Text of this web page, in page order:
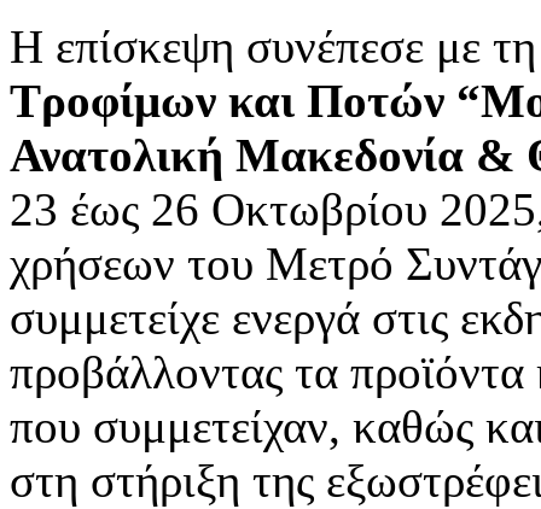
Η επίσκεψη συνέπεσε με
Τροφίμων και Ποτών
Ανατολική Μακεδονία &
23 έως 26 Οκτωβρίου
χρήσεων του Μετρό
συμμετείχε ενεργά στις
προβάλλοντας τα προϊόντα
που συμμετείχαν, καθώς
στη στήριξη της